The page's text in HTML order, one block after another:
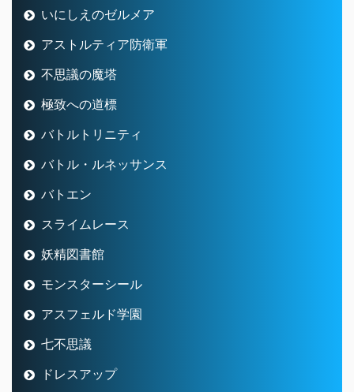
いにしえのゼルメア
アストルティア防衛軍
不思議の魔塔
極致への道標
バトルトリニティ
バトル・ルネッサンス
バトエン
スライムレース
妖精図書館
モンスターシール
アスフェルド学園
七不思議
ドレスアップ